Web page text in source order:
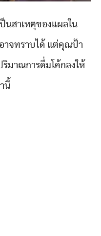
นสาเหตุของแผลใน
าจทราบได้ แต่คุณป้า
มาณการดื่มโค้กลงให้
นี้